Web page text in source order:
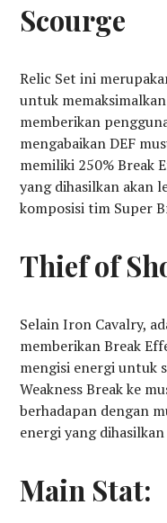
Scourge
Relic Set ini
untuk
memberikan
mengabaikan DEF
memiliki 250% Break
yang dihasilkan akan
komposisi tim Super
Thief of
Selain Iron Cavalry,
memberikan Break
mengisi energi untuk
Weakness Break ke
berhadapan dengan
energi yang
Main Stat: